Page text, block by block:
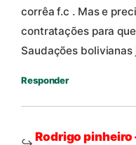
corrêa f.c . Mas e
contratações para
Saudações
Responder
Rodrigo pinheiro